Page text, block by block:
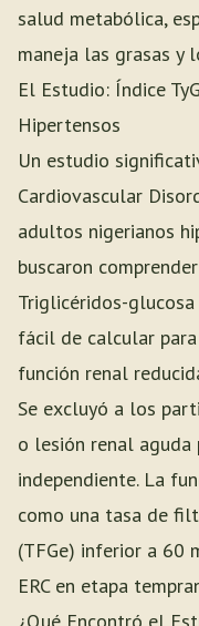
salud metabólica,
maneja las grasas y
El Estudio: Índice
Hipertensos
Un estudio
Cardiovascular
adultos nigerianos
buscaron
Triglicéridos-
fácil de calcular
función renal
Se excluyó a los
o lesión renal aguda
independiente. La
como una tasa de
(TFGe) inferior a 60
ERC en etapa